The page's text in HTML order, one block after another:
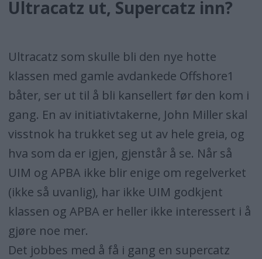
Ultracatz ut, Supercatz inn?
Ultracatz som skulle bli den nye hotte
klassen med gamle avdankede Offshore1
båter, ser ut til å bli kansellert før den kom i
gang. En av initiativtakerne, John Miller skal
visstnok ha trukket seg ut av hele greia, og
hva som da er igjen, gjenstår å se. Når så
UIM og APBA ikke blir enige om regelverket
(ikke så uvanlig), har ikke UIM godkjent
klassen og APBA er heller ikke interessert i å
gjøre noe mer.
Det jobbes med å få i gang en supercatz